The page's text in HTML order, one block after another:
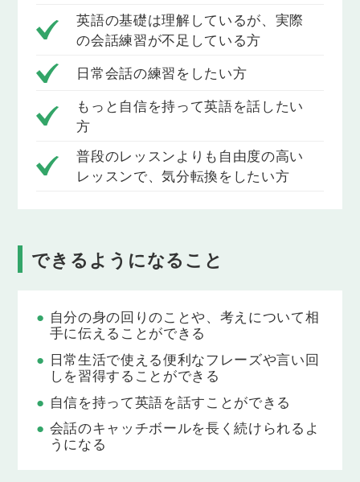
Topic 5
テーマパークは好き？嫌い？
このレッスンは、講師との自由な会話が目的です。
上記のトピックはあくまで一例ですので、自由に会
話をお楽しみください。
Topic 6
最近まわりで流行っていること
Topic 7
上記のトピックはあくまで一例ですので、自由に会
話をお楽しみください。
Topic 8
飲み会は好き？嫌い？
このレッスンは、講師との自由な会話が目的です。
上記のトピックはあくまで一例ですので、自由に会
話をお楽しみください。
英語の基礎は理解しているが、実際
の会話練習が不足している方
日常会話の練習をしたい方
もっと自信を持って英語を話したい
方
普段のレッスンよりも自由度の高い
レッスンで、気分転換をしたい方
できるようになること
自分の身の回りのことや、考えについて相
手に伝えることができる
日常生活で使える便利なフレーズや言い回
しを習得することができる
自信を持って英語を話すことができる
会話のキャッチボールを長く続けられるよ
うになる